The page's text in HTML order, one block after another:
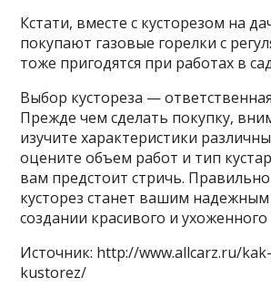
Кстати, вместе с кусторезом на
покупают газовые горелки с
тоже пригодятся при работах в
Выбор кустореза —
Прежде чем сделать покупку,
изучите характеристики
оцените объем работ и тип
вам предстоит стричь.
кусторез станет вашим
создании красивого и ухоженного
Источник: http://www.allcarz.ru/
kustorez/